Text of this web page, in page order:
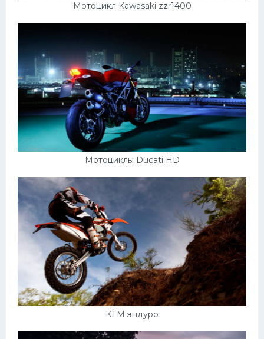
Мотоцикл Kawasaki zzr1400
Мотоциклы Ducati HD
КТМ эндуро